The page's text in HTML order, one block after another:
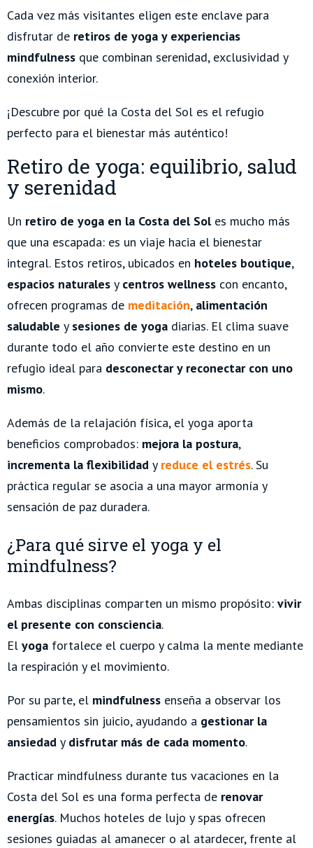
Cada vez más visitantes eligen este enclave para
disfrutar de retiros de yoga y experiencias
mindfulness que combinan serenidad, exclusividad y
conexión interior.
¡Descubre por qué la Costa del Sol es el refugio
perfecto para el bienestar más auténtico!
Retiro de yoga: equilibrio, salud
y serenidad
Un retiro de yoga en la Costa del Soles mucho más
que una escapada: es un viaje hacia el bienestar
integral. Estos retiros, ubicados en hoteles boutique,
espacios naturales y centros wellness con encanto,
ofrecen programas de meditación, alimentación
saludable y sesiones de yoga diarias. El clima suave
durante todo el año convierte este destino en un
refugio ideal para desconectar y reconectar con uno
mismo.
Además de la relajación física, el yoga aporta
beneficios comprobados: mejora la postura,
incrementa la flexibilidad y reduce el estrés. Su
práctica regular se asocia a una mayor armonía y
sensación de paz duradera.
¿Para qué sirve el yoga y el
mindfulness?
Ambas disciplinas comparten un mismo propósito: vivir
el presente con consciencia.
El yoga fortalece el cuerpo y calma la mente mediante
la respiración y el movimiento.
Por su parte, el mindfulness enseña a observar los
pensamientos sin juicio, ayudando a gestionar la
ansiedad y disfrutar más de cada momento.
Practicar mindfulness durante tus vacaciones en la
Costa del Sol es una forma perfecta de renovar
energías. Muchos hoteles de lujo y spas ofrecen
sesiones guiadas al amanecer o al atardecer, frente al